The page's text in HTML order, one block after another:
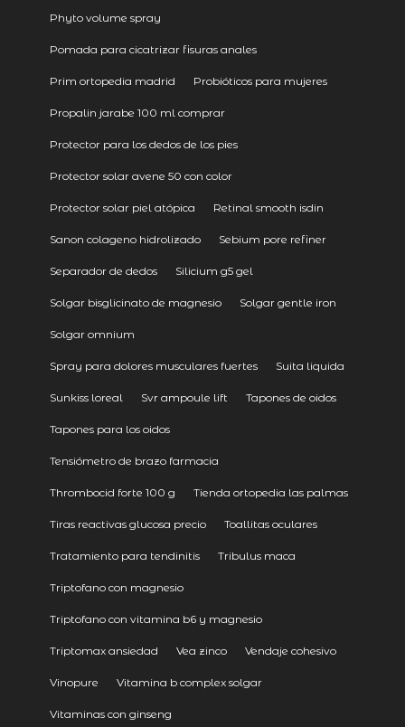
Phyto volume spray
Pomada para cicatrizar fisuras anales
Prim ortopedia madrid Probióticos para mujeres
Propalin jarabe 100 ml comprar
Protector para los dedos de los pies
Protector solar avene 50 con color
Protector solar piel atópica Retinal smooth isdin
Sanon colageno hidrolizado Sebium pore refiner
Separador de dedos Silicium g5 gel
Solgar bisglicinato de magnesio Solgar gentle iron
Solgar omnium
Spray para dolores musculares fuertes Suita liquida
Sunkiss loreal Svr ampoule lift Tapones de oidos
Tapones para los oidos
Tensiómetro de brazo farmacia
Thrombocid forte 100 g Tienda ortopedia las palmas
Tiras reactivas glucosa precio Toallitas oculares
Tratamiento para tendinitis Tribulus maca
Triptofano con magnesio
Triptofano con vitamina b6 y magnesio
Triptomax ansiedad Vea zinco Vendaje cohesivo
Vinopure Vitamina b complex solgar
Vitaminas con ginseng